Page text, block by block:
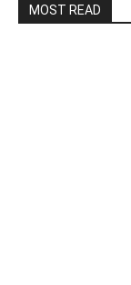
MOST READ